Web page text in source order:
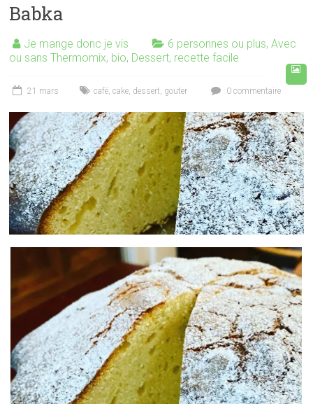
Babka
Je mange donc je vis 6 personnes ou plus,Avec
ou sans Thermomix, bio, Dessert, recette facile
21 mars café ,cake dessert gouter 0 commentaire